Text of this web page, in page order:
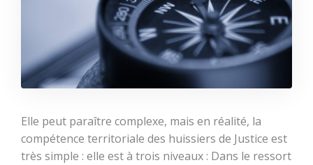
Elle peut paraître complexe, mais en réalité, la
compétence territoriale des huissiers de Justice est
très simple : elle est à trois niveaux : Dans le ressort